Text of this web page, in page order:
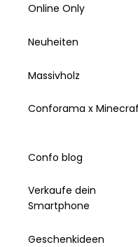
Online Only
Neuheiten
Massivholz
Conforama x
Confo blog
Verkaufe dein
Smartphone
Geschenkideen